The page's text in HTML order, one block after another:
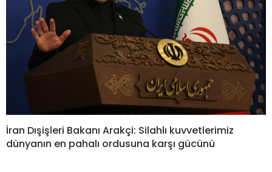
İran Dışişleri Bakanı Arakçi: Silahlı kuvvetlerimiz
dünyanın en pahalı ordusuna karşı gücünü